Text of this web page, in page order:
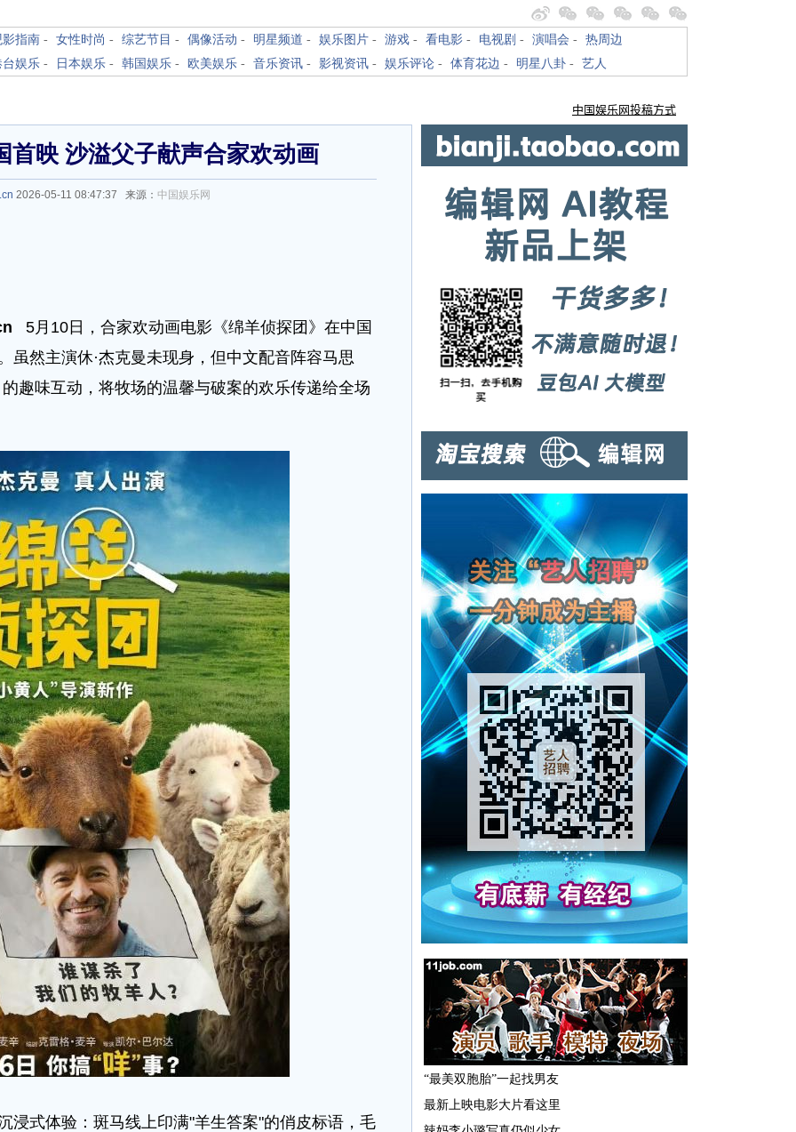
影指南 - 女性时尚 - 综艺节目 - 偶像活动 - 明星频道 - 娱乐图片 - 游戏 - 看电影 - 电视剧 - 演唱会 - 热周边
台娱乐 - 日本娱乐 - 韩国娱乐 - 欧美娱乐 - 音乐资讯 - 影视资讯 - 娱乐评论 - 体育花边 - 明星八卦 - 艺人
首映 沙溢父子献声合家欢动画
2026-05-11 08:47:37 来源： 中国娱乐网
5月10日，合家欢动画电影《绵羊侦探团》在中国
虽然主演休·杰克曼未现身，但中文配音阵容马思
趣味互动，将牧场的温馨与破案的欢乐传递给全场
式体验：斑马线上印满"羊生答案"的俏皮标语，毛